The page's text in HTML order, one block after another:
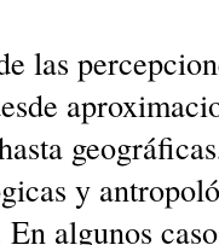
las
y
algunos